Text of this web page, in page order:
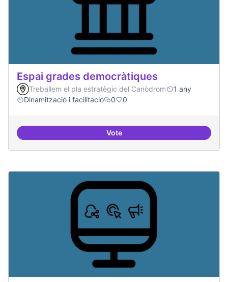
Espai grades democràtiques
Treballem el pla estratègic del Canòdrom
1 any
Dinamització i facilitació
0 0
VoteEspai grades democràtiques